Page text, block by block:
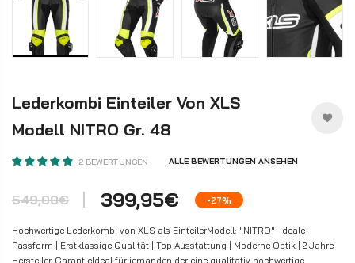
Lederkombi Einteiler Von XLS
Modell NITRO Gr. 48
2 BEWERTUNGEN ALLE BEWERTUNGEN ANSEHEN
549,00€ 399,95€ -27%
Hochwertige Lederkombi von XLS als EinteilerModell: "NITRO" Ideale
Passform | Erstklassige Qualität | Top Ausstattung | Moderne Optik | 2 Jahre